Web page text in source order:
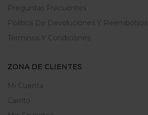
Preguntas Frecuentes
Política De Devoluciones Y Reembolsos
Terminos Y Condiciones
ZONA DE CLIENTES
Mi Cuenta
Carrito